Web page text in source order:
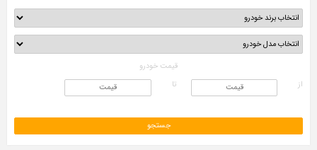
قیمت خودرو
از
تا